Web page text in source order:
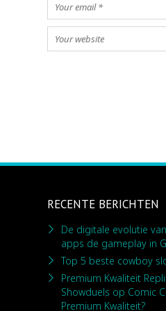
RECENTE BERICHTEN
De digitale evolutie
apps de gameplay in
Top 5 beste cowboy
Premium Kwaliteit
Showduels op Comic
Premium Kwaliteit?